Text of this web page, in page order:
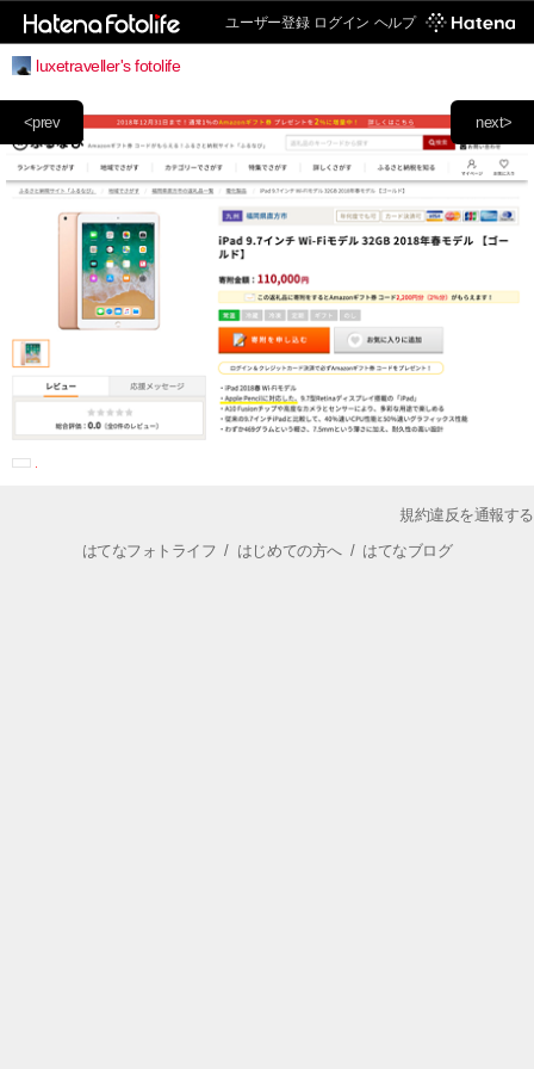
ユーザー登録 ログイン ヘルプ
luxetraveller's fotolife
next>
<prev
規約違反を通報する
はてなフォトライフ / はじめての方へ/ はてなブログ